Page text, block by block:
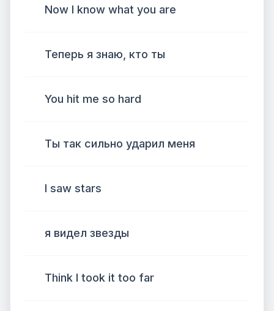
Now I know what you are
Теперь я знаю, кто ты
You hit me so hard
Ты так сильно ударил меня
I saw stars
я видел звезды
Think I took it too far